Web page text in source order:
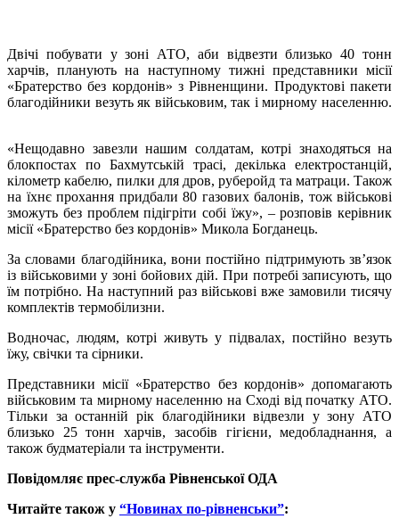
Двічі побувати у зоні АТО, аби відвезти близько 40 тонн
харчів, планують на наступному тижні представники місії
«Братерство без кордонів» з Рівненщини. Продуктові пакети
благодійники везуть як військовим, так і мирному населенню.
«Нещодавно завезли нашим солдатам, котрі знаходяться на
блокпостах по Бахмутській трасі, декілька електростанцій,
кілометр кабелю, пилки для дров, руберойд та матраци. Також
на їхнє прохання придбали 80 газових балонів, тож військові
зможуть без проблем підігріти собі їжу», – розповів керівник
місії «Братерство без кордонів» Микола Богданець.
За словами благодійника, вони постійно підтримують зв’язок
із військовими у зоні бойових дій. При потребі записують, що
їм потрібно. На наступний раз військові вже замовили тисячу
комплектів термобілизни.
Водночас, людям, котрі живуть у підвалах, постійно везуть
їжу, свічки та сірники.
Представники місії «Братерство без кордонів» допомагають
військовим та мирному населенню на Сході від початку АТО.
Тільки за останній рік благодійники відвезли у зону АТО
близько 25 тонн харчів, засобів гігієни, медобладнання, а
також будматеріали та інструменти.
Повідомляє прес-служба Рівненської ОДА
Читайте також у “Новинах по-рівненськи”: